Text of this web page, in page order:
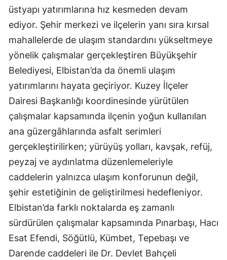
üstyapı yatırımlarına hız kesmeden devam
ediyor. Şehir merkezi ve ilçelerin yanı sıra kırsal
mahallelerde de ulaşım standardını yükseltmeye
yönelik çalışmalar gerçekleştiren Büyükşehir
Belediyesi, Elbistan’da da önemli ulaşım
yatırımlarını hayata geçiriyor. Kuzey İlçeler
Dairesi Başkanlığı koordinesinde yürütülen
çalışmalar kapsamında ilçenin yoğun kullanılan
ana güzergâhlarında asfalt serimleri
gerçekleştirilirken; yürüyüş yolları, kavşak, refüj,
peyzaj ve aydınlatma düzenlemeleriyle
caddelerin yalnızca ulaşım konforunun değil,
şehir estetiğinin de geliştirilmesi hedefleniyor.
Elbistan’da farklı noktalarda eş zamanlı
sürdürülen çalışmalar kapsamında Pınarbaşı, Hacı
Esat Efendi, Söğütlü, Kümbet, Tepebaşı ve
Darende caddeleri ile Dr. Devlet Bahçeli